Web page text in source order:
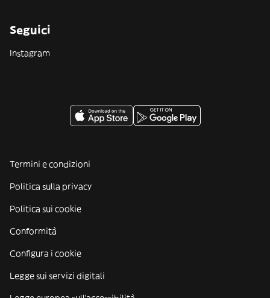
Seguici
Instagram
Termini e condizioni
Politica sulla privacy
Politica sui cookie
Conformità
Configura i cookie
Legge sui servizi digitali